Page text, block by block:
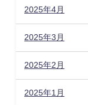
2025年4月
2025年3月
2025年2月
2025年1月